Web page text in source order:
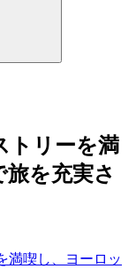
トリーを満
を充実さ
満喫し、ヨーロッ